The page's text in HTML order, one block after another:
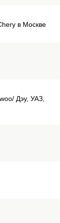
в Москве
Дэу, УАЗ,